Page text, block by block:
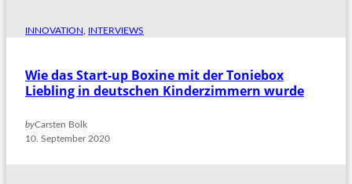
INNOVATION INTERVIEWS
Wie das Start-up Boxine mit der Toniebox
Liebling in deutschen Kinderzimmern wurde
byCarsten Bolk
10. September 2020